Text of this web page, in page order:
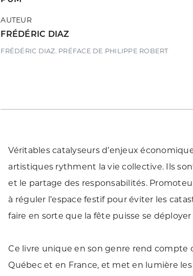
AUTEUR
FRÉDÉRIC DIAZ
FRÉDÉRIC DIAZ. PRÉFACE DE PHILIPPE ROBERT
Véritables catalyseurs d’enjeux
artistiques rythment la vie collective. Ils
et le partage des responsabilités.
à réguler l’espace festif pour éviter les
faire en sorte que la fête puisse se
Ce livre unique en son genre rend compte
Québec et en France, et met en lumière